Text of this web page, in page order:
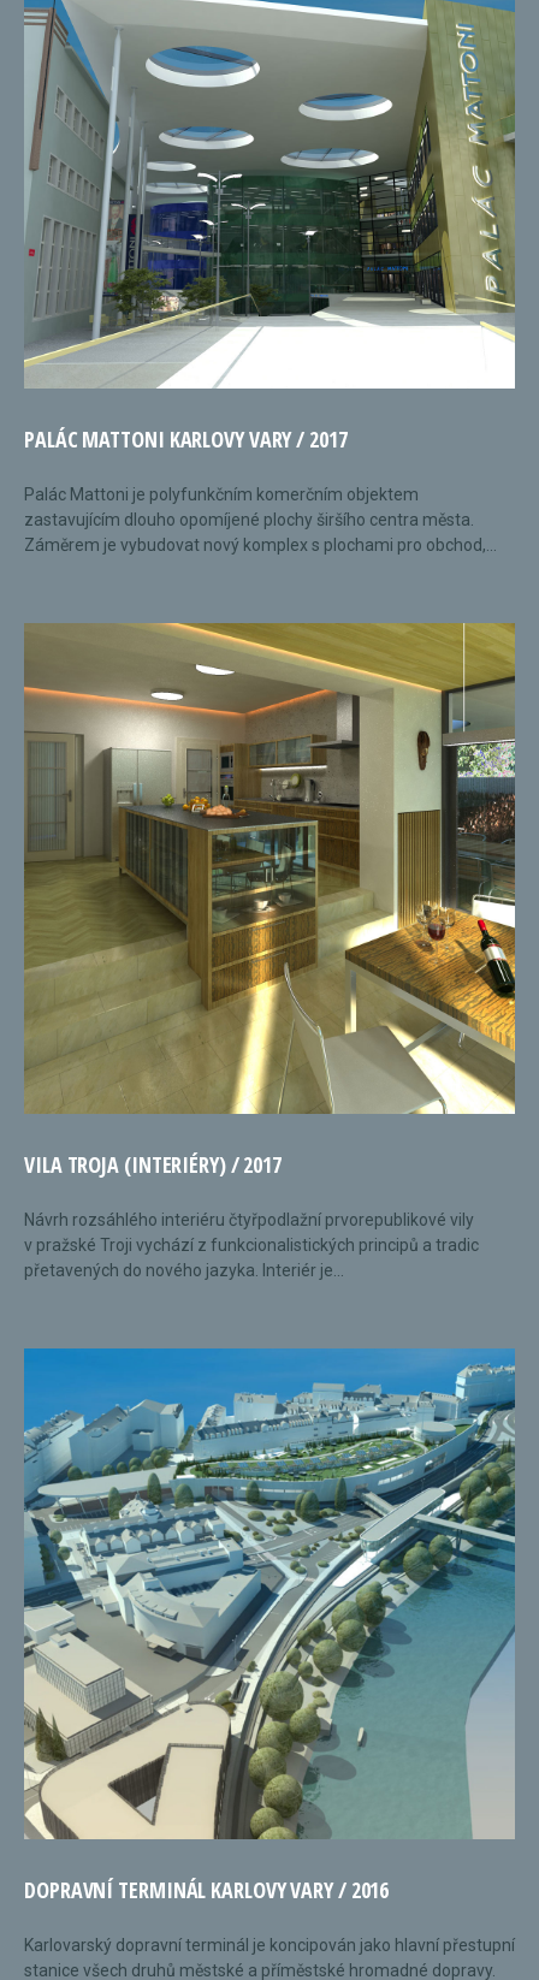
PALÁC MATTONI KARLOVY VARY / 2017
Palác Mattoni je polyfunkčním komerčním objektem
zastavujícím dlouho opomíjené plochy širšího centra města.
Záměrem je vybudovat nový komplex s plochami pro obchod,...
VILA TROJA (INTERIÉRY) / 2017
Návrh rozsáhlého interiéru čtyřpodlažní prvorepublikové vily
v pražské Troji vychází z funkcionalistických principů a tradic
přetavených do nového jazyka. Interiér je...
DOPRAVNÍ TERMINÁL KARLOVY VARY / 2016
Karlovarský dopravní terminál je koncipován jako hlavní přestupní
stanice všech druhů městské a příměstské hromadné dopravy.